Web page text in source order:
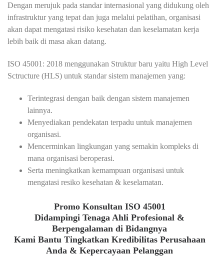
Dengan merujuk pada standar internasional yang didukung oleh
infrastruktur yang tepat dan juga melalui pelatihan, organisasi
akan dapat mengatasi risiko kesehatan dan keselamatan kerja
lebih baik di masa akan datang.
ISO 45001: 2018 menggunakan Struktur baru yaitu High Level
Sctructure (HLS) untuk standar sistem manajemen yang:
Terintegrasi dengan baik dengan sistem manajemen
lainnya.
Menyediakan pendekatan terpadu untuk manajemen
organisasi.
Mencerminkan lingkungan yang semakin kompleks di
mana organisasi beroperasi.
Serta meningkatkan kemampuan organisasi untuk
mengatasi resiko kesehatan & keselamatan.
Promo Konsultan ISO 45001
Didampingi Tenaga Ahli Profesional &
Berpengalaman di Bidangnya
Kami Bantu Tingkatkan Kredibilitas Perusahaan
Anda & Kepercayaan Pelanggan